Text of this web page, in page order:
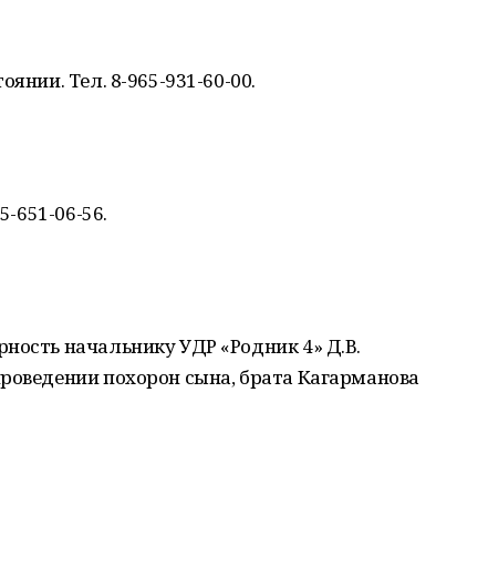
Тел. 8-965-931-60-00.
651-06-56.
начальнику УДР «Родник 4» Д.В.
похорон сына, брата Кагарманова